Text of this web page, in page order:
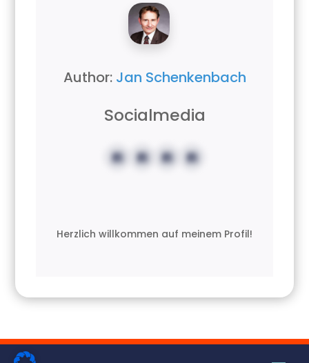
Author: Jan Schenkenbach
Socialmedia
Herzlich willkommen auf meinem Profil!